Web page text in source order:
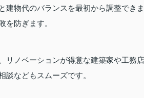
建物代のバランスを最初から調整できま
を防ぎます。
リノベーションが得意な建築家や工務店
などもスムーズです。